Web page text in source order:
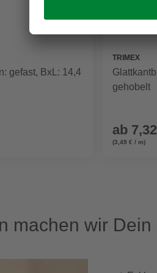
gefast, BxL: 14,4
TRIMEX
gehobelt
ab
(3,49 € / m)
machen wir